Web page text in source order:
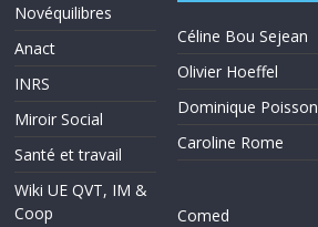
Novéquilibres
Anact
INRS
Miroir Social
Santé et travail
Wiki UE QVT, IM &
Coop
Céline Bou Sejean
Olivier Hoeffel
Dominique Poisson
Caroline Rome
Comed